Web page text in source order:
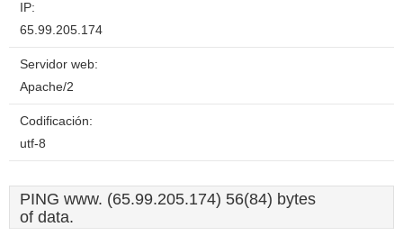
IP:
65.99.205.174
Servidor web:
Apache/2
Codificación:
utf-8
PING www. (65.99.205.174) 56(84) bytes
of data.